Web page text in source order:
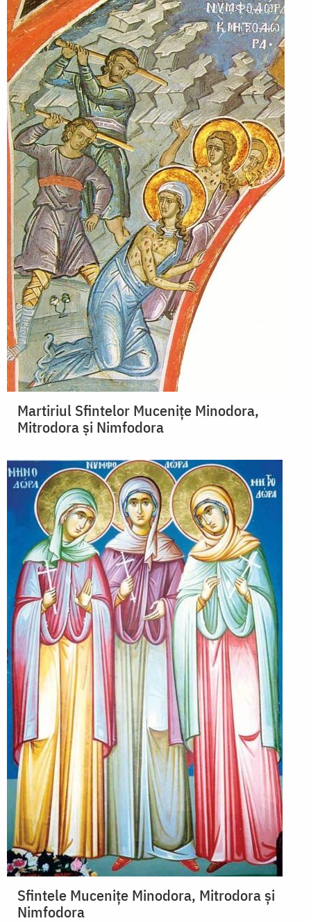
Martiriul Sfintelor Mucenițe Minodora,
Mitrodora și Nimfodora
Sfintele Mucenițe Minodora, Mitrodora și
Nimfodora